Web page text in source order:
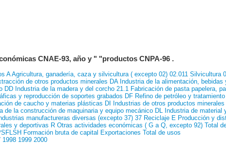
CNAE-93, año y " "productos CNPA-96 .
A Agricultura, ganadería, caza y silvicultura ( excepto 02) 02.011 Silvicultura
de otros productos minerales DA Industria de la alimentación, bebidas
DD Industria de la madera y del corcho 21.1 Fabricación de pasta papelera,
y reproducción de soportes grabados DF Refino de petróleo y
de caucho y materias plásticas DI Industrias de otros productos
de la construcción de maquinaria y equipo mecánico DL Industria de material
manufactureras diversas (excepto 37) 37 Reciclaje E Producción y
y deportivas R Otras actividades económicas ( G a Q, excepto 92) Total
Formación bruta de capital Exportaciones Total de usos
1998 1999 2000